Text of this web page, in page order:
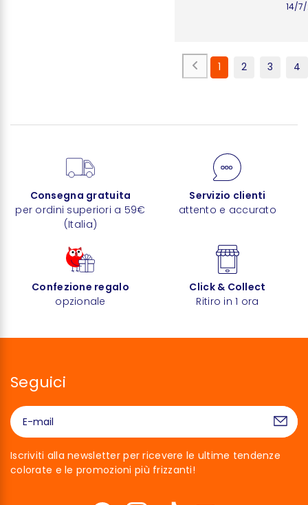
14/
1 2 3 4
Consegna gratuita
per ordini superiori a 59€
(Italia)
Servizio clienti
attento e accurato
Confezione regalo
opzionale
Click & Collect
Ritiro in 1 ora
Seguici
Iscriviti alla newsletter per ricevere le ultime tendenze
colorate e le promozioni più frizzanti!